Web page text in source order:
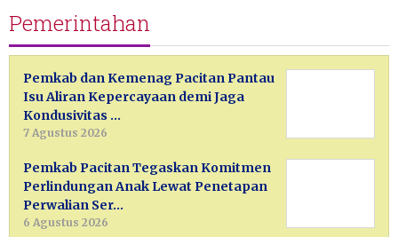
Pemerintahan
Pemkab dan Kemenag Pacitan Pantau
Isu Aliran Kepercayaan demi Jaga
Kondusivitas …
7 Agustus 2026
Pemkab Pacitan Tegaskan Komitmen
Perlindungan Anak Lewat Penetapan
Perwalian Ser…
6 Agustus 2026